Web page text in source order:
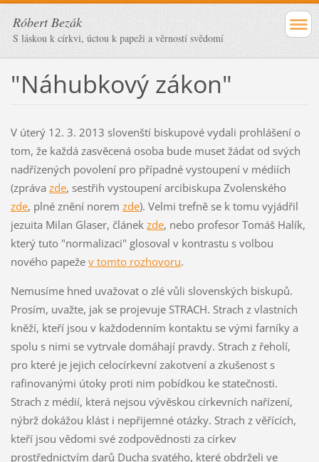
Róbert Bezák
S láskou k církvi, úctou k papeži a věrností svědomí
"Náhubkový zákon"
V úterý 12. 3. 2013 slovenští biskupové vydali prohlášení o
tom, že každá zasvěcená osoba bude muset žádat od svých
nadřízených povolení pro případné vystoupení v médiích
(zpráva zde, sestřih vystoupení arcibiskupa Zvolenského
zde, plné znění norem zde). Velmi trefně se k tomu vyjádřil
jezuita Milan Glaser, článek zde, nebo profesor Tomáš Halík,
který tuto "normalizaci" glosoval v kontrastu s volbou
nového papeže v tomto rozhovoru.
Nemusíme hned uvažovat o zlé vůli slovenských biskupů.
Prosím, uvažte, jak se projevuje STRACH. Strach z vlastních
kněží, kteří jsou v každodenním kontaktu se vými farníky a
spolu s nimi se vytrvale domáhají pravdy. Strach z řeholí,
pro které je jejich celocírkevní zakotvení a zkušenost s
rafinovanými útoky proti nim pobídkou ke statečnosti.
Strach z médií, která nejsou vývěskou církevních nařízení,
nýbrž dokážou klást i nepřijemné otázky. Strach z věřících,
kteří jsou vědomi své zodpovědnosti za církev
prostřednictvím darů Ducha svatého, které obdrželi ve